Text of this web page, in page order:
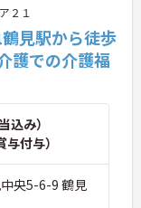
２１
見駅から徒歩
での介護福
込み）
付与）
央5-6-9 鶴見